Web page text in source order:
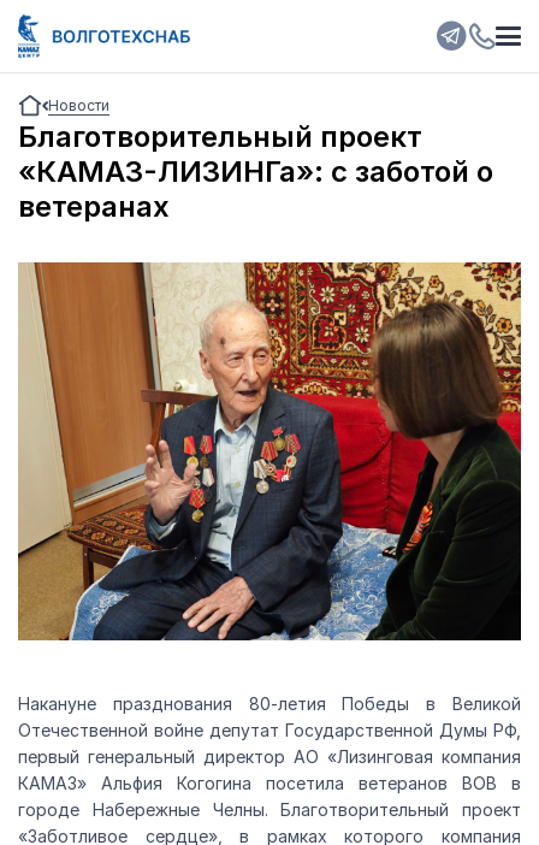
Новости
Благотворительный проект
«КАМАЗ-ЛИЗИНГа»: с заботой о
ветеранах
Накануне празднования 80-летия Победы в Великой
Отечественной войне депутат Государственной Думы РФ,
первый генеральный директор АО «Лизинговая компания
КАМАЗ» Альфия Когогина посетила ветеранов ВОВ в
городе Набережные Челны. Благотворительный проект
«Заботливое сердце», в рамках которого компания